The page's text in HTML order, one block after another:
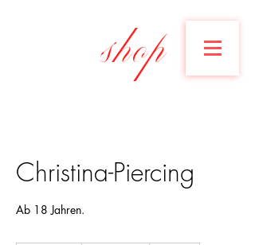
shop
Christina-Piercing
Ab 18 Jahren.